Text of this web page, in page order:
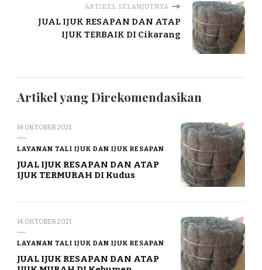
ARTIKEL SELANJUTNYA
JUAL IJUK RESAPAN DAN ATAP
IJUK TERBAIK DI Cikarang
Artikel yang Direkomendasikan
14 OKTOBER 2021
LAYANAN TALI IJUK DAN IJUK RESAPAN
JUAL IJUK RESAPAN DAN ATAP
IJUK TERMURAH DI Kudus
14 OKTOBER 2021
LAYANAN TALI IJUK DAN IJUK RESAPAN
JUAL IJUK RESAPAN DAN ATAP